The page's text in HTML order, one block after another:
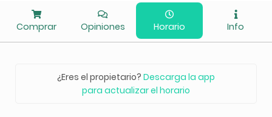
Comprar Opiniones Horario Info
¿Eres el propietario? Descarga la app
para actualizar el horario